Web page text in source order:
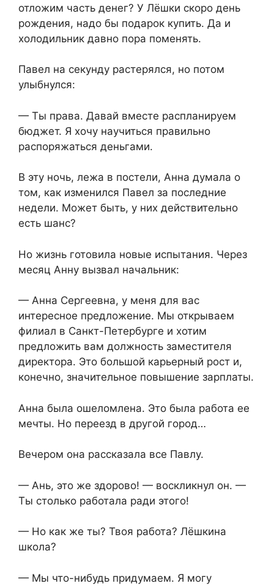
отложим часть денег? У Лёшки скоро день
рождения, надо бы подарок купить. Да и
холодильник давно пора поменять.
Павел на секунду растерялся, но потом
улыбнулся:
— Ты права. Давай вместе распланируем
бюджет. Я хочу научиться правильно
распоряжаться деньгами.
В эту ночь, лежа в постели, Анна думала о
том, как изменился Павел за последние
недели. Может быть, у них действительно
есть шанс?
Но жизнь готовила новые испытания. Через
месяц Анну вызвал начальник:
— Анна Сергеевна, у меня для вас
интересное предложение. Мы открываем
филиал в Санкт-Петербурге и хотим
предложить вам должность заместителя
директора. Это большой карьерный рост и,
конечно, значительное повышение зарплаты.
Анна была ошеломлена. Это была работа ее
мечты. Но переезд в другой город…
Вечером она рассказала все Павлу.
— Ань, это же здорово! — воскликнул он. —
Ты столько работала ради этого!
— Но как же ты? Твоя работа? Лёшкина
школа?
— Мы что-нибудь придумаем. Я могу